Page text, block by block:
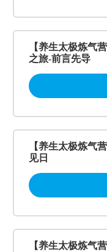
【养生太极炼气
之旅-前言先导
【养生太极炼气
见日
【养生太极炼气